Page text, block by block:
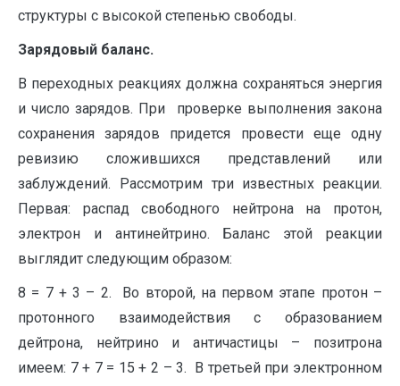
структуры с высокой степенью свободы.
Зарядовый баланс.
В переходных реакциях должна сохраняться энергия
и число зарядов. При проверке выполнения закона
сохранения зарядов придется провести еще одну
ревизию сложившихся представлений или
заблуждений. Рассмотрим три известных реакции.
Первая: распад свободного нейтрона на протон,
электрон и антинейтрино. Баланс этой реакции
выглядит следующим образом:
8 = 7 + 3 – 2. Во второй, на первом этапе протон –
протонного взаимодействия с образованием
дейтрона, нейтрино и античастицы – позитрона
имеем: 7 + 7 = 15 + 2 – 3. В третьей при электронном